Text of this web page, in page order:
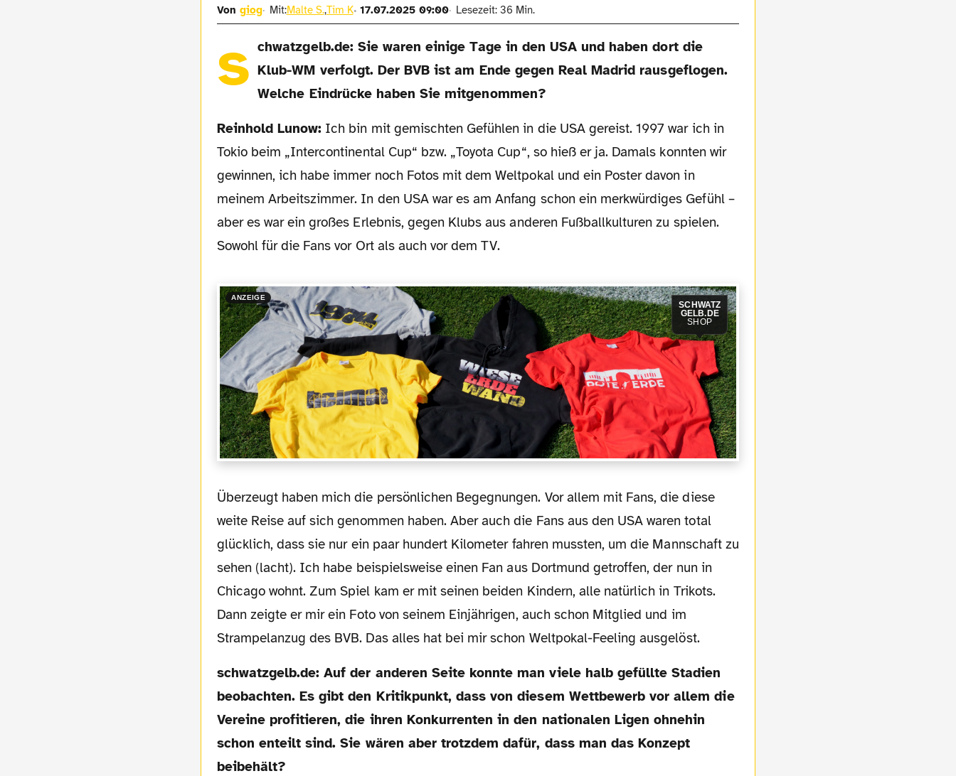
Von giog Mit:Malte S.,Tim K 17.07.2025 09:00 Lesezeit: 36 Min.
s chwatzgelb.de: Sie waren einige Tage in den USA und haben dort die
Klub-WM verfolgt. Der BVB ist am Ende gegen Real Madrid rausgeflogen.
Welche Eindrücke haben Sie mitgenommen?
Reinhold Lunow: Ich bin mit gemischten Gefühlen in die USA gereist. 1997 war ich in
Tokio beim „Intercontinental Cup“ bzw. „Toyota Cup“, so hieß er ja. Damals konnten wir
gewinnen, ich habe immer noch Fotos mit dem Weltpokal und ein Poster davon in
meinem Arbeitszimmer. In den USA war es am Anfang schon ein merkwürdiges Gefühl –
aber es war ein großes Erlebnis, gegen Klubs aus anderen Fußballkulturen zu spielen.
Sowohl für die Fans vor Ort als auch vor dem TV.
ANZEIGE
SCHWATZ
GELB.DE
SHOP
Überzeugt haben mich die persönlichen Begegnungen. Vor allem mit Fans, die diese
weite Reise auf sich genommen haben. Aber auch die Fans aus den USA waren total
glücklich, dass sie nur ein paar hundert Kilometer fahren mussten, um die Mannschaft zu
sehen (lacht). Ich habe beispielsweise einen Fan aus Dortmund getroffen, der nun in
Chicago wohnt. Zum Spiel kam er mit seinen beiden Kindern, alle natürlich in Trikots.
Dann zeigte er mir ein Foto von seinem Einjährigen, auch schon Mitglied und im
Strampelanzug des BVB. Das alles hat bei mir schon Weltpokal-Feeling ausgelöst.
schwatzgelb.de: Auf der anderen Seite konnte man viele halb gefüllte Stadien
beobachten. Es gibt den Kritikpunkt, dass von diesem Wettbewerb vor allem die
Vereine profitieren, die ihren Konkurrenten in den nationalen Ligen ohnehin
schon enteilt sind. Sie wären aber trotzdem dafür, dass man das Konzept
beibehält?